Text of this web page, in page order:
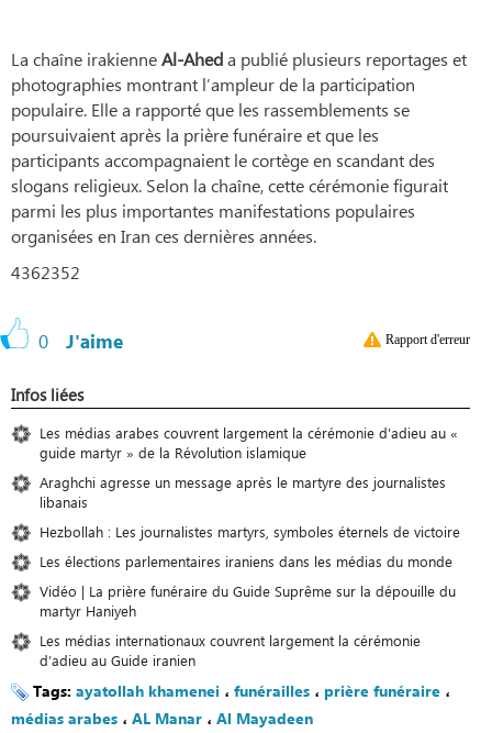
La chaîne irakienneAl-Aheda publié plusieurs reportages et
photographies montrant l’ampleur de la participation
populaire. Elle a rapporté que les rassemblements se
poursuivaient après la prière funéraire et que les
participants accompagnaient le cortège en scandant des
slogans religieux. Selon la chaîne, cette cérémonie figurait
parmi les plus importantes manifestations populaires
organisées en Iran ces dernières années.
4362352
0 J'aime Rapport d'erreur
Infos liées
Les médias arabes couvrent largement la cérémonie d’adieu au «
guide martyr » de la Révolution islamique
Araghchi agresse un message après le martyre des journalistes
libanais
Hezbollah : Les journalistes martyrs, symboles éternels de victoire
Les élections parlementaires iraniens dans les médias du monde
Vidéo | La prière funéraire du Guide Suprême sur la dépouille du
martyr Haniyeh
Les médias internationaux couvrent largement la cérémonie
d’adieu au Guide iranien
Tags: ayatollah khamenei ، funérailles ، prière funéraire ،
médias arabes ، AL Manar ، Al Mayadeen